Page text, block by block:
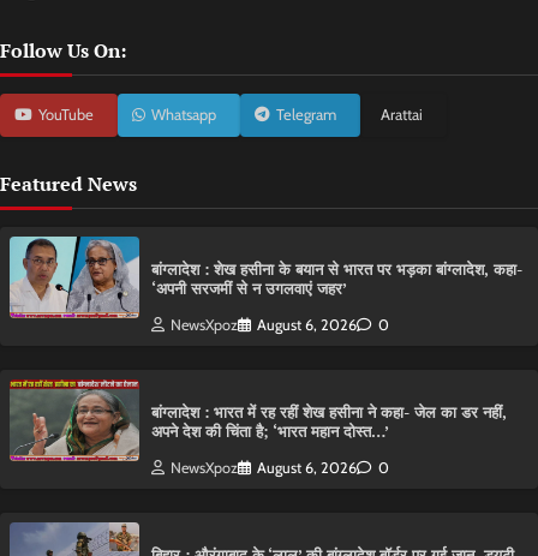
Follow Us On:
YouTube Whatsapp Telegram Arattai
Featured News
बांग्लादेश : शेख हसीना के बयान से भारत पर भड़का बांग्लादेश, कहा-
‘अपनी सरजमीं से न उगलवाएं जहर’
NewsXpoz August 6, 2026 0
बांग्लादेश : भारत में रह रहीं शेख हसीना ने कहा- जेल का डर नहीं,
अपने देश की चिंता है; ‘भारत महान दोस्त…’
NewsXpoz August 6, 2026 0